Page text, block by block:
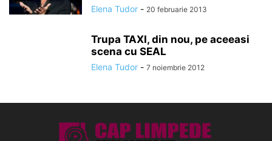
Elena Tudor - 20 februarie 2013
Trupa TAXI, din nou, pe aceeasi
scena cu SEAL
Elena Tudor - 7 noiembrie 2012